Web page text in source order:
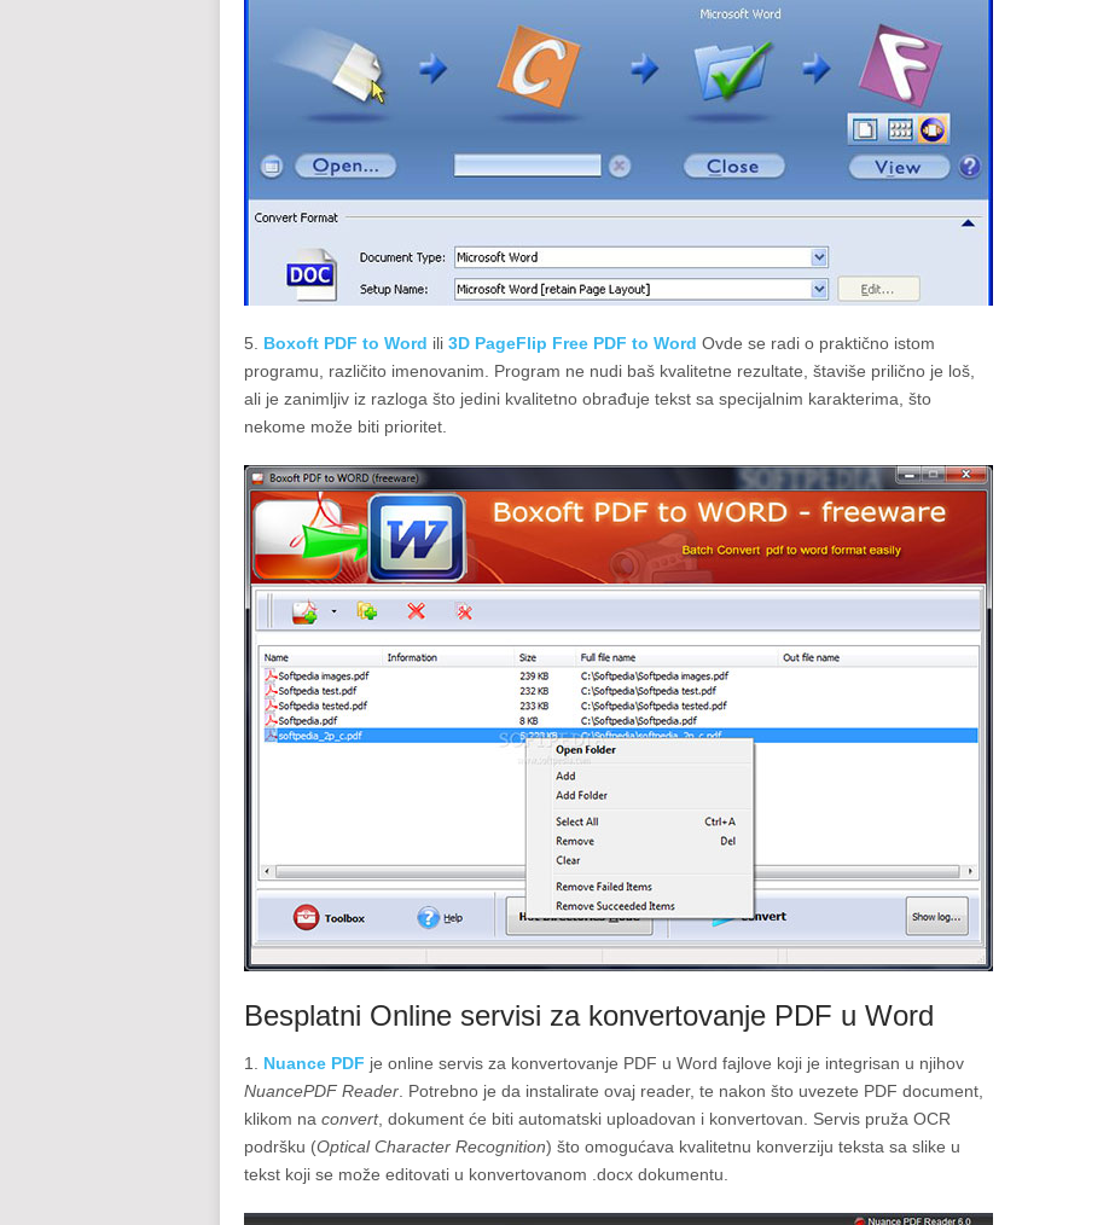
5. Boxoft PDF to Word ili 3D PageFlip Free PDF to Word Ovde se radi o praktično istom
programu, različito imenovanim. Program ne nudi baš kvalitetne rezultate, štaviše prilično je loš,
ali je zanimljiv iz razloga što jedini kvalitetno obrađuje tekst sa specijalnim karakterima, što
nekome može biti prioritet.
Besplatni Online servisi za konvertovanje PDF u Word
1. Nuance PDF je online servis za konvertovanje PDF u Word fajlove koji je integrisan u njihov
NuancePDF Reader . Potrebno je da instalirate ovaj reader, te nakon što uvezete PDF document,
klikom na convert, dokument će biti automatski uploadovan i konvertovan. Servis pruža OCR
podršku (Optical Character Recognition) što omogućava kvalitetnu konverziju teksta sa slike u
tekst koji se može editovati u konvertovanom .docx dokumentu.